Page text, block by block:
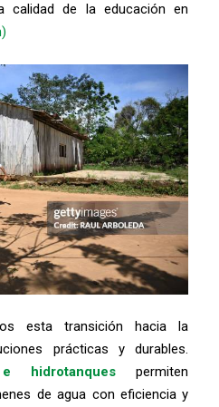
calidad de la educación en
esta transición hacia la
prácticas y durables.
hidrotanques permiten
de agua con eficiencia y